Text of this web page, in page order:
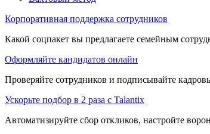
Корпоративная поддержка сотрудников
Какой соцпакет вы предлагаете семейным
Оформляйте кандидатов онлайн
Проверяйте сотрудников и подписывайте
Ускорьте подбор в 2 раза с Talantix
Автоматизируйте сбор откликов, настройте